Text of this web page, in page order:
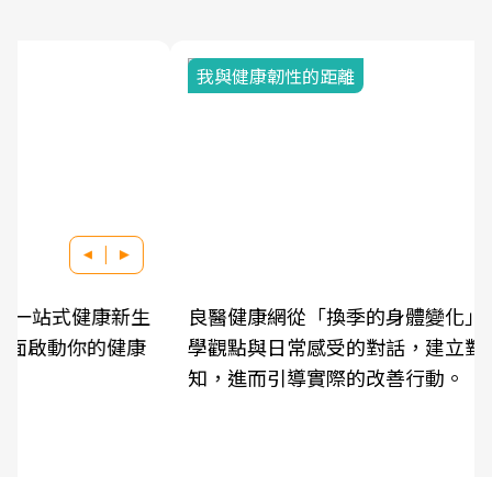
我與健康韌性的距離
良醫健康網從「換季的身體變化」出發，透過醫
學觀點與日常感受的對話，建立對亞健康的認
知，進而引導實際的改善行動。